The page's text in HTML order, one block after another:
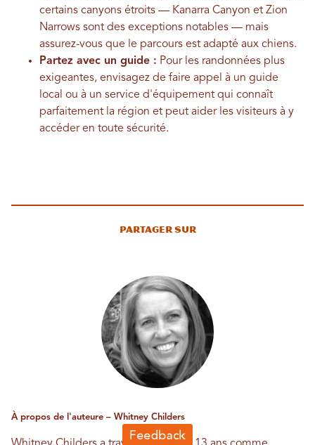
certains canyons étroits — Kanarra Canyon et Zion
Narrows sont des exceptions notables — mais
assurez-vous que le parcours est adapté aux chiens.
Partez avec un guide : Pour les randonnées plus
exigeantes, envisagez de faire appel à un guide
local ou à un service d'équipement qui connaît
parfaitement la région et peut aider les visiteurs à y
accéder en toute sécurité.
Partager sur
À propos de l'auteure – Whitney Childers